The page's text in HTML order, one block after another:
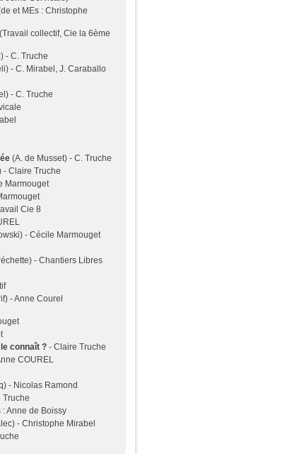
et MEs : Christophe
(Travail collectif, Cie la 6ème
- C. Truche
- C. Mirabel, J. Caraballo
- C. Truche
(A. de Musset) - C. Truche
- Claire Truche
Marmouget
Cie 8
- Cécile Marmouget
- Chantiers Libres
- Anne Courel
connaît ? - Claire Truche
COUREL
- Nicolas Ramond
Truche
: Anne de Boissy
- Christophe Mirabel